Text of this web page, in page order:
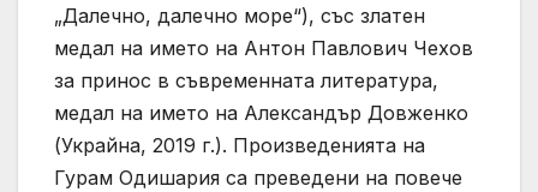
„Далечно, далечно море“), със златен
медал на името на Антон Павлович Чехов
за принос в съвременната литература,
медал на името на Александър Довженко
(Украйна, 2019 г.). Произведенията на
Гурам Одишария са преведени на повече